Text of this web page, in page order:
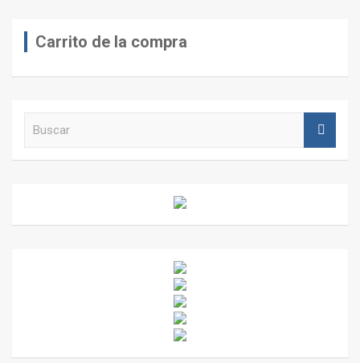
Carrito de la compra